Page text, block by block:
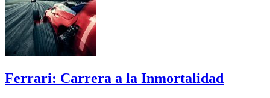
Ferrari: Carrera a la Inmortalidad